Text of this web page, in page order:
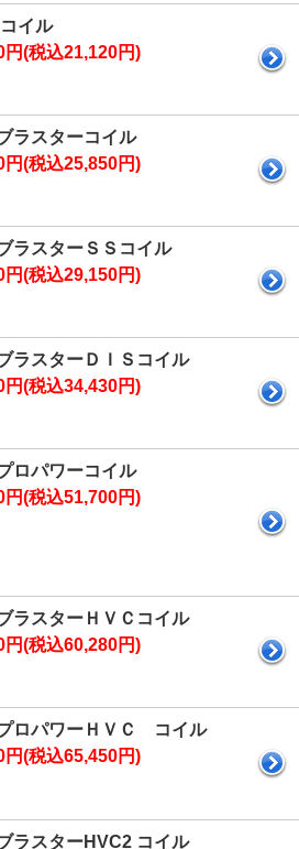
イル
円(税込21,120円)
ラスターコイル
円(税込25,850円)
ラスターＳＳコイル
円(税込29,150円)
ラスターＤＩＳコイル
円(税込34,430円)
ロパワーコイル
円(税込51,700円)
ラスターＨＶＣコイル
円(税込60,280円)
ロパワーＨＶＣ コイル
円(税込65,450円)
ラスターHVC2 コイル